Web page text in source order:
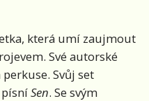
která umí zaujmout
Své autorské
Svůj set
Sen. Se svým